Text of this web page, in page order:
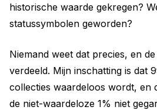
historische waarde gekregen?
statussymbolen geworden?
Niemand weet dat precies, en
verdeeld. Mijn inschatting is dat
collecties waardeloos wordt, en
de niet-waardeloze 1% niet